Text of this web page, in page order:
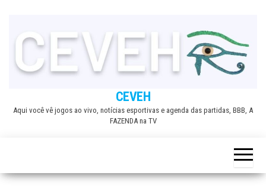
CEVEH
Aqui você vê jogos ao vivo, notícias esportivas e agenda das partidas, BBB, A
FAZENDA na TV